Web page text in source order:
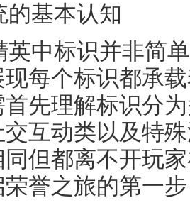
的基本认知
英中标识并非简
每个标识都承
先理解标识分
互动类以及特
但都离不开玩
誉之旅的第一步